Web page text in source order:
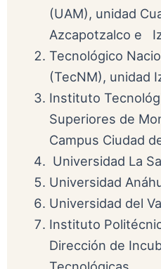
(UAM), unidad
Azcapotzalco e
Tecnológico
(TecNM), unidad
Instituto
Superiores de
Campus Ciudad
Universidad La
Universidad
Universidad del
Instituto
Dirección de